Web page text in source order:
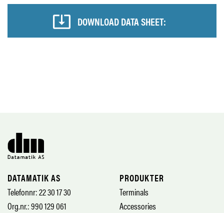
DOWNLOAD DATA SHEET:
DATAMATIK AS
Telefonnr: 22 30 17 30
Org.nr.: 990 129 061
PRODUKTER
Terminals
Accessories